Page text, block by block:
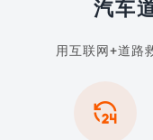
汽车
用互联网+道路
